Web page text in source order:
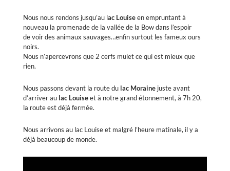
Nous nous rendons jusqu’au lac Louiseen empruntant à
nouveau la promenade de la vallée de la Bow dans l’espoir
de voir des animaux sauvages…enfin surtout les fameux ours
noirs.
Nous n’apercevrons que 2 cerfs mulet ce qui est mieux que
rien.
Nous passons devant la route du lac Morainejuste avant
d’arriver au lac Louiseet à notre grand étonnement, à 7h 20,
la route est déjà fermée.
Nous arrivons au lac Louise et malgré l’heure matinale, il y a
déjà beaucoup de monde.